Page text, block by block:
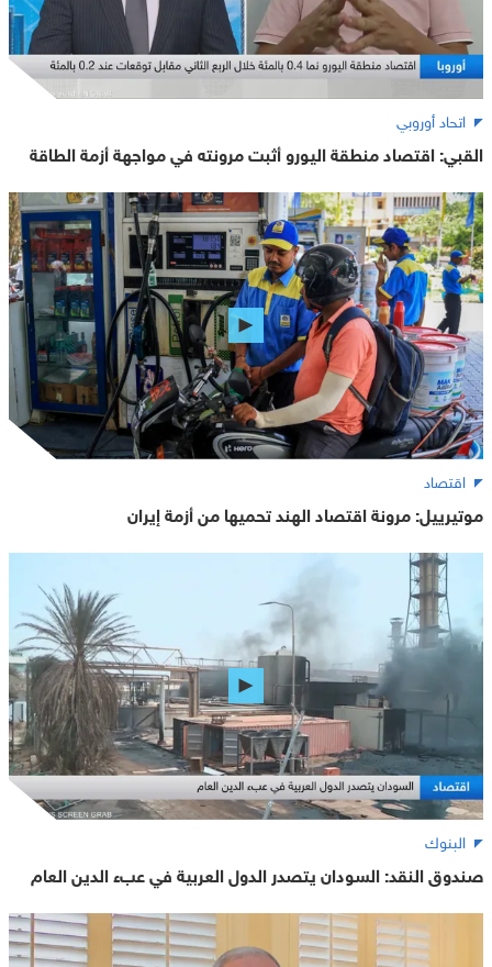
اتحاد أوروبي
القبي: اقتصاد منطقة اليورو أثبت مرونته في مواجهة أزمة الطاقة
اقتصاد
موتيرييل: مرونة اقتصاد الهند تحميها من أزمة إيران
البنوك
صندوق النقد: السودان يتصدر الدول العربية في عبء الدين العام